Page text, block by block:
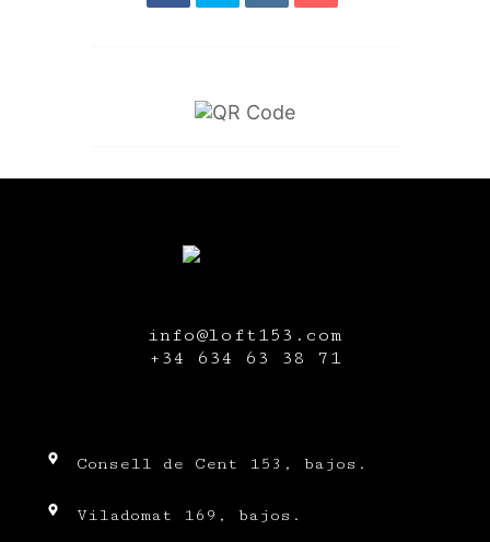
info@loft153.com
+34 634 63 38 71
Consell de Cent 153, bajos.
Viladomat 169, bajos.